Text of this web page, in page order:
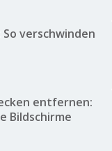
So verschwinden
entfernen:
Bildschirme